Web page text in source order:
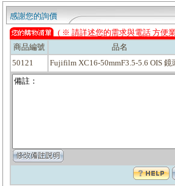
感謝您的詢價
( ※ 請詳述您的需求與電話 方便
商品編號
品名
50121
Fujifilm XC16-50mmF3.5-5.6 OIS 鏡